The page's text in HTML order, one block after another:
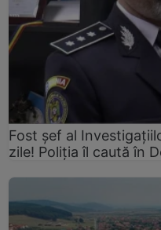
Fost șef al
zile! Poliția îl caută în